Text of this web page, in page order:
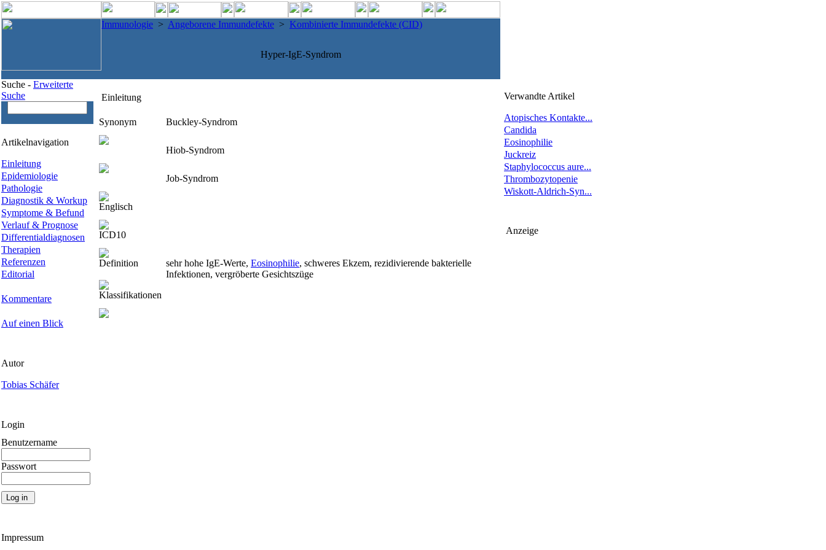
Immunologie > Angeborene Immundefekte > Kombinierte Immundefekte (CID)
Hyper-IgE-Syndrom
Suche - Erweiterte
Suche
Artikelnavigation
Einleitung
Epidemiologie
Pathologie
Diagnostik & Workup
Symptome & Befund
Verlauf & Prognose
Differentialdiagnosen
Therapien
Referenzen
Editorial
Kommentare
Auf einen Blick
Autor
Tobias Schäfer
Login
Benutzername
Passwort
Impressum
Einleitung
Synonym Buckley-Syndrom
Hiob-Syndrom
Job-Syndrom
Englisch
ICD10
Definition sehr hohe IgE-Werte, Eosinophilie, schweres Ekzem, rezidivierende bakterielle
Infektionen, vergröberte Gesichtszüge
Klassifikationen
Verwandte Artikel
Atopisches Kontakte...
Candida
Eosinophilie
Juckreiz
Staphylococcus aure...
Thrombozytopenie
Wiskott-Aldrich-Syn...
Anzeige